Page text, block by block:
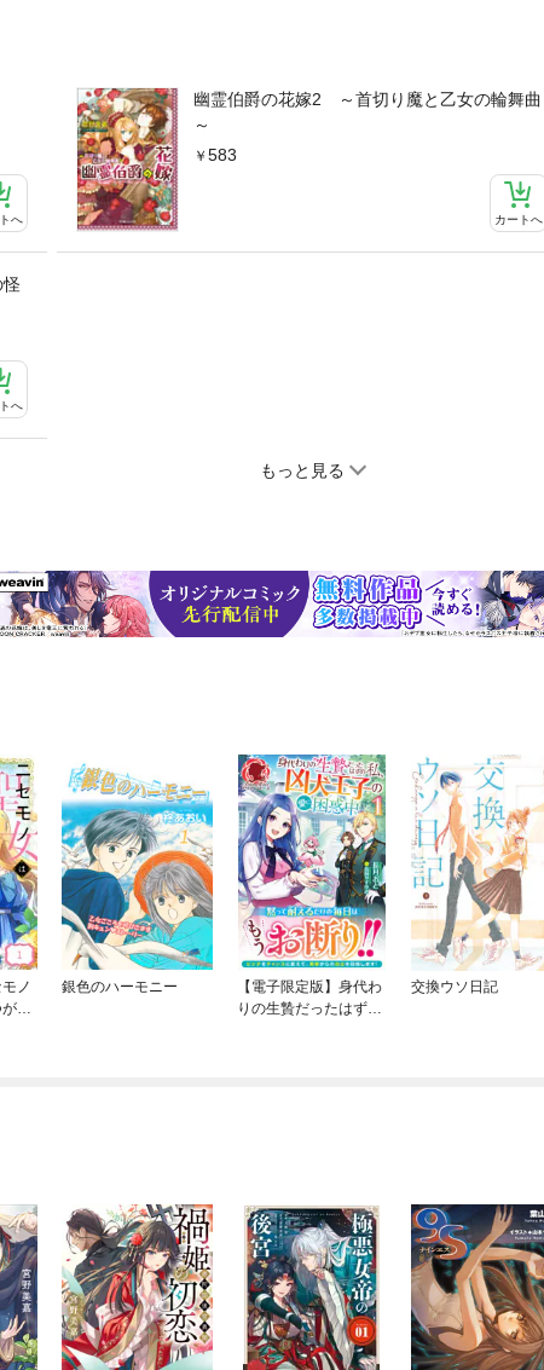
へ
幽霊伯爵の花嫁2 ～首切り魔と乙女の輪舞曲
～
583
カートへ
へ
もっと見る
ノ
え
銀色のハーモニー
【電子限定版】身代わ
りの生贄だったはずの
交換ウソ日記